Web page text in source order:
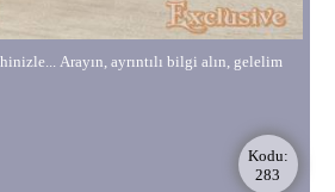
Arayın, ayrıntılı bilgi alın, gelelim
Kodu:
283